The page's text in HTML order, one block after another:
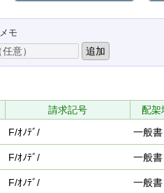
メモ
請求記号 配架
F/ｵﾉﾃﾞ/ 一般書
F/ｵﾉﾃﾞ/ 一般書
F/ｵﾉﾃﾞ/ 一般書